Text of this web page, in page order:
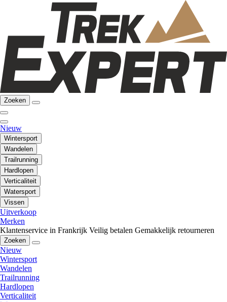
Zoeken
Nieuw
Wintersport
Wandelen
Trailrunning
Hardlopen
Verticaliteit
Watersport
Vissen
Uitverkoop
Merken
Klantenservice in Frankrijk Veilig betalen Gemakkelijk retourneren
Zoeken
Nieuw
Wintersport
Wandelen
Trailrunning
Hardlopen
Verticaliteit